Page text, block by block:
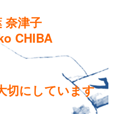
奈津子
CHIBA
切にしています